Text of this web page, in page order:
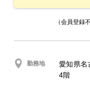
（会員登録
勤務地
愛知県
4階